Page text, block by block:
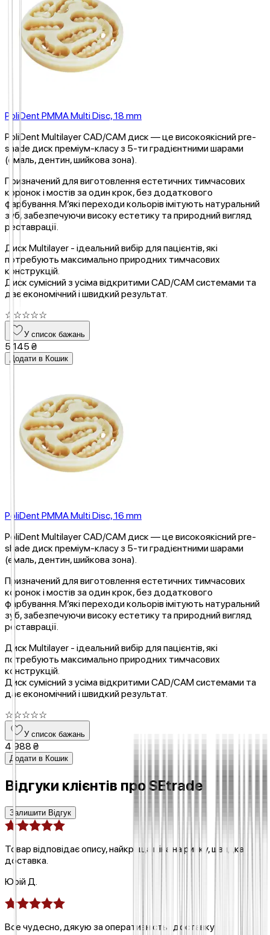
PoliDent PMMA Multi Disc, 18 mm
PoliDent Multilayer CAD/CAM диск — це високоякісний pre-
shade диск преміум-класу з 5-ти градієнтними шарами
(емаль, дентин, шийкова зона).
Призначений для виготовлення естетичних тимчасових
коронок і мостів за один крок, без додаткового
фарбування. М’які переходи кольорів імітують натуральний
зуб, забезпечуючи високу естетику та природний вигляд
реставрації.
Диск Multilayer - ідеальний вибір для пацієнтів, які
потребують максимально природних тимчасових
конструкцій.
Диск сумісний з усіма відкритими CAD/CAM системами та
дає економічний і швидкий результат.
☆ ☆☆☆☆
У список бажань
5 145 ₴
Додати в Кошик
PoliDent PMMA Multi Disc, 16 mm
PoliDent Multilayer CAD/CAM диск — це високоякісний pre-
shade диск преміум-класу з 5-ти градієнтними шарами
(емаль, дентин, шийкова зона).
Призначений для виготовлення естетичних тимчасових
коронок і мостів за один крок, без додаткового
фарбування. М’які переходи кольорів імітують натуральний
зуб, забезпечуючи високу естетику та природний вигляд
реставрації.
Диск Multilayer - ідеальний вибір для пацієнтів, які
потребують максимально природних тимчасових
конструкцій.
Диск сумісний з усіма відкритими CAD/CAM системами та
дає економічний і швидкий результат.
☆ ☆☆☆☆
У список бажань
4 988 ₴
Додати в Кошик
Відгуки клієнтів проSEtrade
Залишити Відгук
Товар відповідає опису, найкраща ціна на ринку, швидка
доставка.
Юрій Д.
Все чудесно, дякую за оперативність і доставку!